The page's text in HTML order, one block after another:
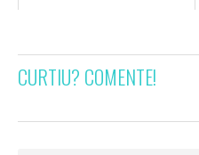
CURTIU? COMENTE!